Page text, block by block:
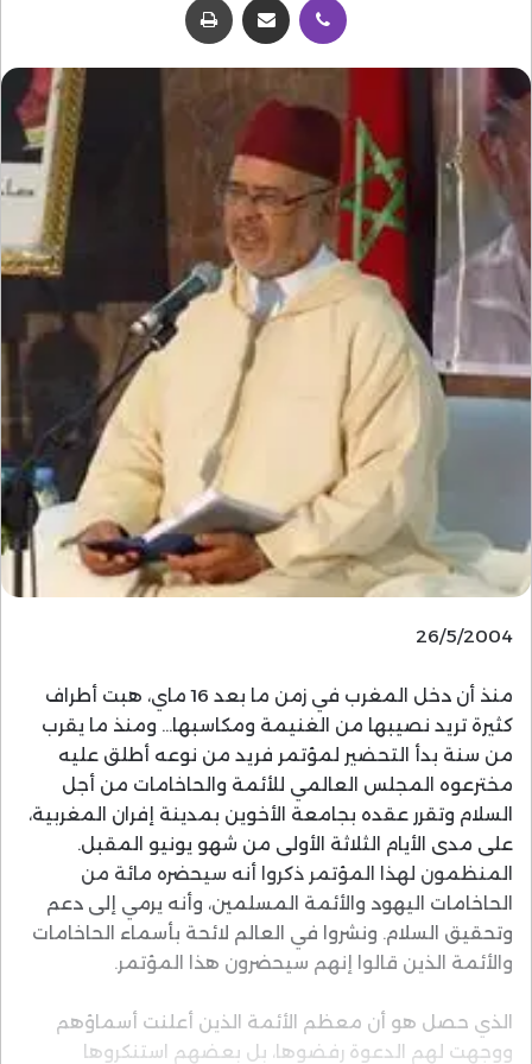
26/5/2004
منذ أن دخل المغرب في زمن ما بعد 16 ماي، هبت أطراف
كثيرة تريد نصيبها من الغنيمة ومكاسبها… ومنذ ما يقرب
من سنة بدأ التحضير لمؤتمر فريد من نوعه أطلق عليه
مخترعوه المجلس العالمي للأئمة والحاخامات من أجل
السلام وتقرر عقده بجامعة الأخوين بمدينة إفران المغربية،
على مدى الأيام الثلاثة الأولى من شهو يونيو المقبل.
المنظمون لهذا المؤتمر ذكروا أنه سيحضره مائة من
الحاخامات اليهود والأئمة المسلمين، وأنه يرمي إلى دعم
وتحقيق السلام. ونشروا في العالم لائحة بأسماء الحاخامات
والأئمة الذين قالوا إنهم سيحضرون هذا المؤتمر.
الذي حصل هو أن معظم الأئمة الذين أعلنت أسماؤهم
ووجهت لهم الدعوة رفضوها، بل بعضهم استنكروها